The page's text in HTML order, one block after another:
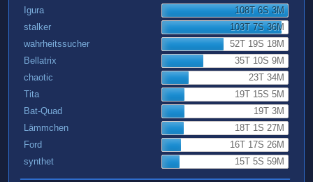
Igura
108T 6S 3M
stalker
103T 7S 36M
wahrheitssucher
52T 19S 18M
Bellatrix
35T 10S 9M
chaotic
23T 34M
Tita
19T 15S 5M
Bat-Quad
19T 3M
Lämmchen
18T 1S 27M
Ford
16T 17S 26M
synthet
15T 5S 59M